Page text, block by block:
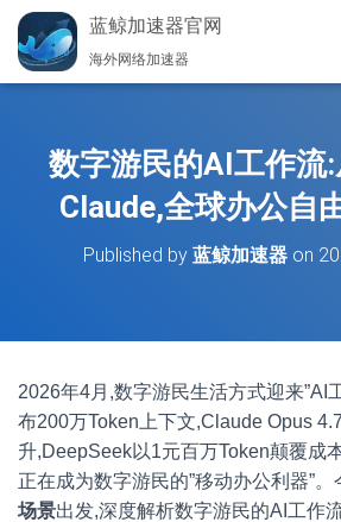
蓝鲸加速器官网
海外网络加速器
数字游民的AI工作流:
Claude,全球办公自
Published by 蓝鲸加速器on
2026年4月,数字游民生活方式迎来”AI
布200万Token上下文,Claude Opus
升,DeepSeek以1元百万Token颠覆
正在成为数字游民的”移动办公利器”。
场景出发,深度解析数字游民的AI工作